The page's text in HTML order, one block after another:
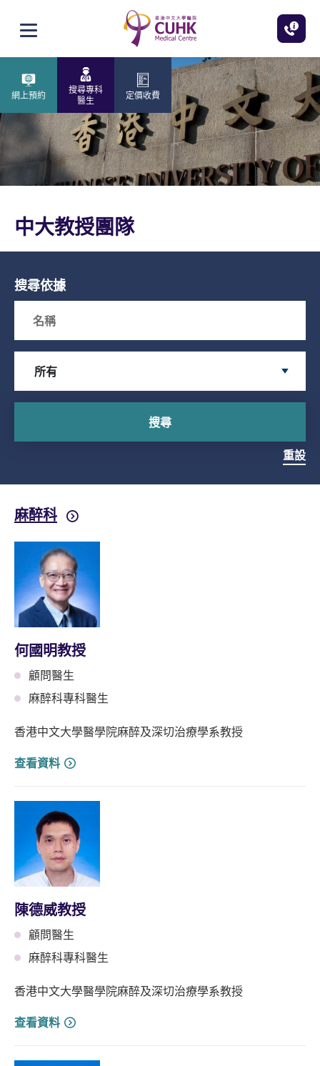
打開選單
網上預約
搜尋專科
醫生
定價收費
中大教授團隊
搜尋依據
所有
搜尋
重設
麻醉科
何國明教授
顧問醫生
麻醉科專科醫生
香港中文大學醫學院麻醉及深切治療學系教授
查看資料
陳德威教授
顧問醫生
麻醉科專科醫生
香港中文大學醫學院麻醉及深切治療學系教授
查看資料